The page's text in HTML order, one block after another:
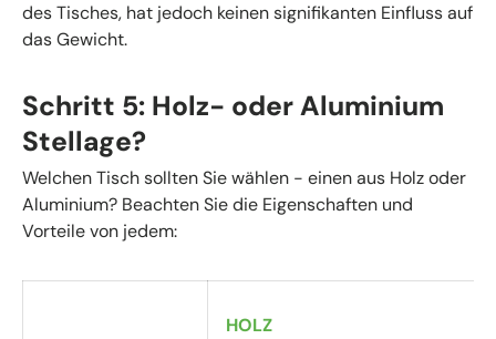
des Tisches, hat jedoch keinen signifikanten Einfluss auf
das Gewicht.
Schritt 5: Holz- oder Aluminium
Stellage?
Welchen Tisch sollten Sie wählen - einen aus Holz oder
Aluminium? Beachten Sie die Eigenschaften und
Vorteile von jedem:
HOLZ